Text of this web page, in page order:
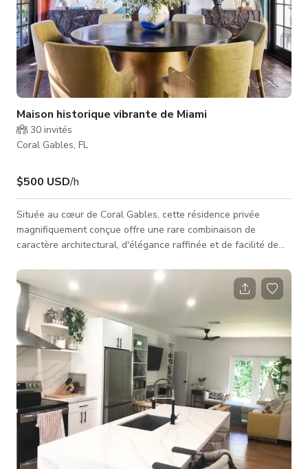
Maison historique vibrante de Miami
30 invités
Coral Gables, FL
$500 USD/h
Située au cœur de Coral Gables, cette résidence privée
magnifiquement conçue offre une rare combinaison de
caractère architectural, d'élégance raffinée et de facilité de
internationales de design et reflète l'œil de son propriétaire,
un designer d'intérieur primé, avec des espaces
soigneusement superposés, une matérialité riche et un style
intemporel partout. Chaque pièce est visuellement pensée,
tout en restant détend